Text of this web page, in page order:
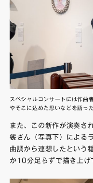
スペシャルコンサートには作曲
やそこに込めた思いなどを語った
また、この新作が演奏さ
裟さん（写真下）による
曲調から連想したという
か10分足らずで描き上げ